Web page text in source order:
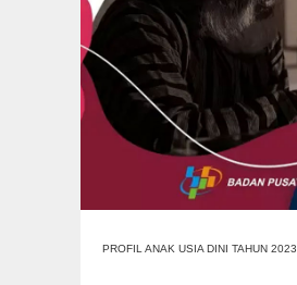
PROFIL ANAK USIA DINI TAHUN 2023